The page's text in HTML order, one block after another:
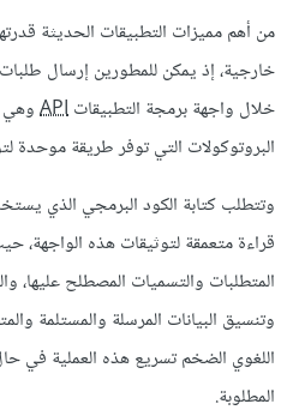
من أهم مميزات التطبيقات الحديثة
خارجية، إذ يمكن للمطورين إرسال
خلال واجهة برمجة التطبيقاتAPIوهي
البروتوكولات التي توفر طريقة موحدة
وتتطلب كتابة الكود البرمجي الذي
قراءة متعمقة لتوثيقات هذه الواجهة،
المتطلبات والتسميات المصطلح عليها،
وتنسيق البيانات المرسلة والمستلمة
اللغوي الضخم تسريع هذه العملية في
المطلوبة.